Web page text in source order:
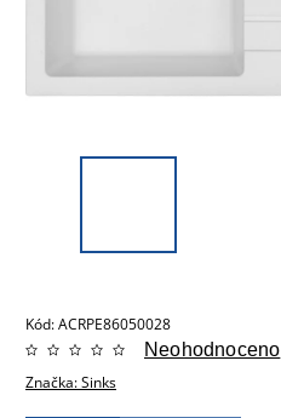
Kód:ACRPE86050028
Značka:Sinks
Neohodnoceno